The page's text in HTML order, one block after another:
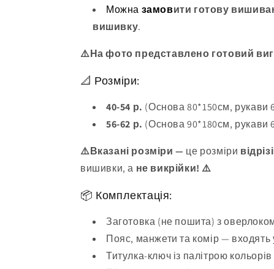
Можна замовити готову
вишивку.
⚠️На фото представлено готовий
📐 Розміри:
40-54 р. (Основа 80*150см, рукави
56-62 р. (Основа 90*180см, рукави
⚠️Вказані розміри — це розміри
вишивки, а не викрійки! ⚠️
📦 Комплектація:
Заготовка (не пошита) з
Пояс, манжети та комір — входять
Титулка-ключ із палітрою кольорів